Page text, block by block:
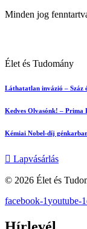
Minden jog
Élet és Tudomány
Láthatatlan invázió – Száz
Kedves Olvasónk! – Prima
Kémiai Nobel-díj
Lapvásárlás
© 2026 Élet és
facebook-1youtube-1